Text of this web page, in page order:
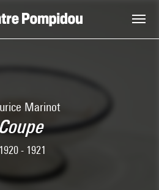
Marinot
Coupe
1920 - 1921